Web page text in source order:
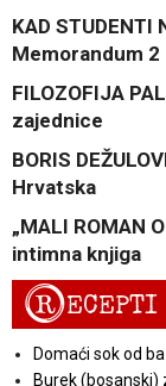
KAD STUDENTI
Memorandum
FILOZOFIJA
zajednice
BORIS
Hrvatska
„MALI ROMAN
intimna knjiga
RECEPTI
Domaći sok od
Burek (bosanski)